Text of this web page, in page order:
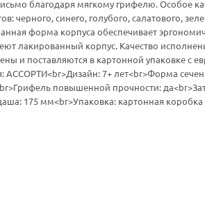
благодаря мягкому грифелю. Особое
черного, синего, голубого, салатового,
форма корпуса обеспечивает
лакированный корпус. Качество
и поставляются в картонной упаковке с
АССОРТИ<br>Дизайн: 7+ лет<br>Форма
повышенной прочности:
175 мм<br>Упаковка: картонная